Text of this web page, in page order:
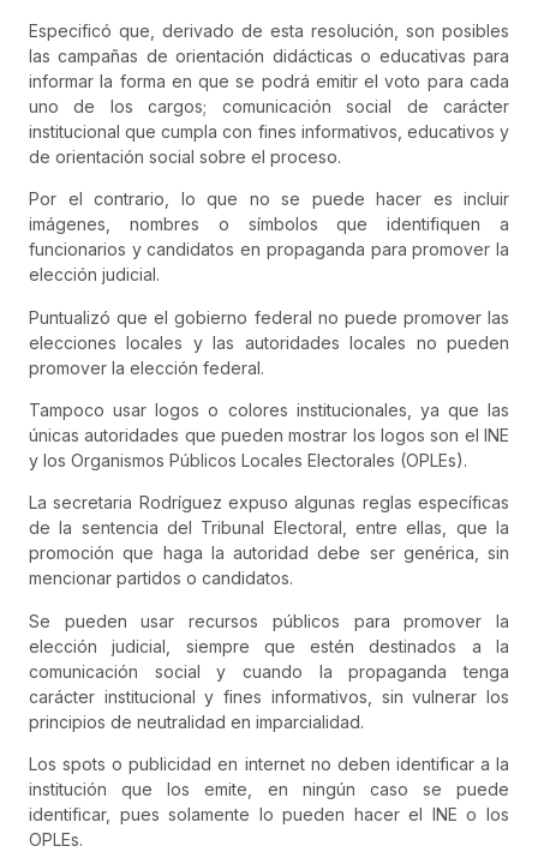
Especificó que, derivado de esta resolución, son posibles
las campañas de orientación didácticas o educativas para
informar la forma en que se podrá emitir el voto para cada
uno de los cargos; comunicación social de carácter
institucional que cumpla con fines informativos, educativos y
de orientación social sobre el proceso.
Por el contrario, lo que no se puede hacer es incluir
imágenes, nombres o símbolos que identifiquen a
funcionarios y candidatos en propaganda para promover la
elección judicial.
Puntualizó que el gobierno federal no puede promover las
elecciones locales y las autoridades locales no pueden
promover la elección federal.
Tampoco usar logos o colores institucionales, ya que las
únicas autoridades que pueden mostrar los logos son el INE
y los Organismos Públicos Locales Electorales (OPLEs).
La secretaria Rodríguez expuso algunas reglas específicas
de la sentencia del Tribunal Electoral, entre ellas, que la
promoción que haga la autoridad debe ser genérica, sin
mencionar partidos o candidatos.
Se pueden usar recursos públicos para promover la
elección judicial, siempre que estén destinados a la
comunicación social y cuando la propaganda tenga
carácter institucional y fines informativos, sin vulnerar los
principios de neutralidad en imparcialidad.
Los spots o publicidad en internet no deben identificar a la
institución que los emite, en ningún caso se puede
identificar, pues solamente lo pueden hacer el INE o los
OPLEs.